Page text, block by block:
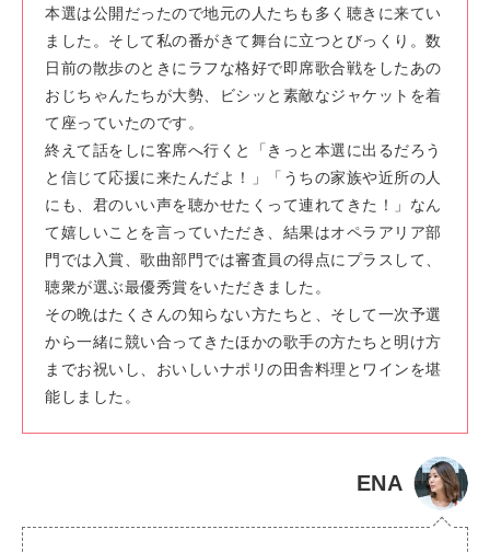
本選は公開だったので地元の人たちも多く聴きに来てい
ました。そして私の番がきて舞台に立つとびっくり。数
日前の散歩のときにラフな格好で即席歌合戦をしたあの
おじちゃんたちが大勢、ビシッと素敵なジャケットを着
て座っていたのです。
終えて話をしに客席へ行くと「きっと本選に出るだろう
と信じて応援に来たんだよ！」「うちの家族や近所の人
にも、君のいい声を聴かせたくって連れてきた！」なん
て嬉しいことを言っていただき、結果はオペラアリア部
門では入賞、歌曲部門では審査員の得点にプラスして、
聴衆が選ぶ最優秀賞をいただきました。
その晩はたくさんの知らない方たちと、そして一次予選
から一緒に競い合ってきたほかの歌手の方たちと明け方
までお祝いし、おいしいナポリの田舎料理とワインを堪
能しました。
ENA